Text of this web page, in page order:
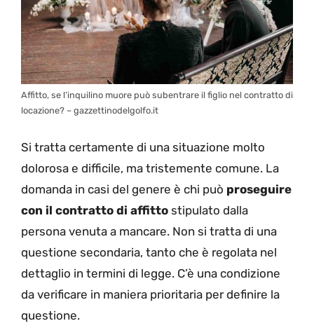
Affitto, se l’inquilino muore può subentrare il figlio nel contratto di
locazione? – gazzettinodelgolfo.it
Si tratta certamente di una situazione molto
dolorosa e difficile, ma tristemente comune. La
domanda in casi del genere è chi può proseguire
con il contratto di affitto stipulato dalla
persona venuta a mancare. Non si tratta di una
questione secondaria, tanto che è regolata nel
dettaglio in termini di legge. C’è una condizione
da verificare in maniera prioritaria per definire la
questione.